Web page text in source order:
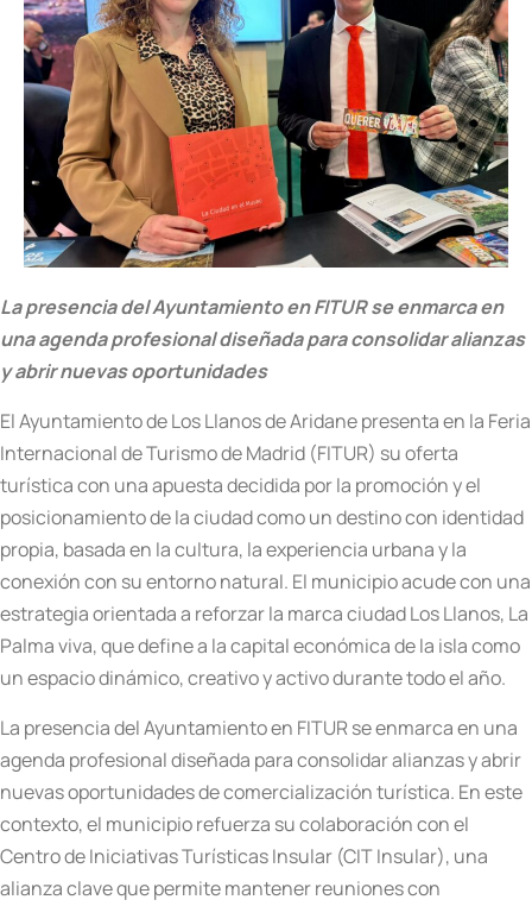
La presencia del Ayuntamiento en FITUR se enmarca en
una agenda profesional diseñada para consolidar alianzas
y abrir nuevas oportunidades
El Ayuntamiento de Los Llanos de Aridane presenta en la Feria
Internacional de Turismo de Madrid (FITUR) su oferta
turística con una apuesta decidida por la promoción y el
posicionamiento de la ciudad como un destino con identidad
propia, basada en la cultura, la experiencia urbana y la
conexión con su entorno natural. El municipio acude con una
estrategia orientada a reforzar la marca ciudad Los Llanos, La
Palma viva, que define a la capital económica de la isla como
un espacio dinámico, creativo y activo durante todo el año.
La presencia del Ayuntamiento en FITUR se enmarca en una
agenda profesional diseñada para consolidar alianzas y abrir
nuevas oportunidades de comercialización turística. En este
contexto, el municipio refuerza su colaboración con el
Centro de Iniciativas Turísticas Insular (CIT Insular), una
alianza clave que permite mantener reuniones con